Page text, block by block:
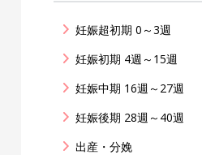
妊娠超初期 0～3週
妊娠初期 4週～15週
妊娠中期 16週～27週
妊娠後期 28週～40週
出産・分娩